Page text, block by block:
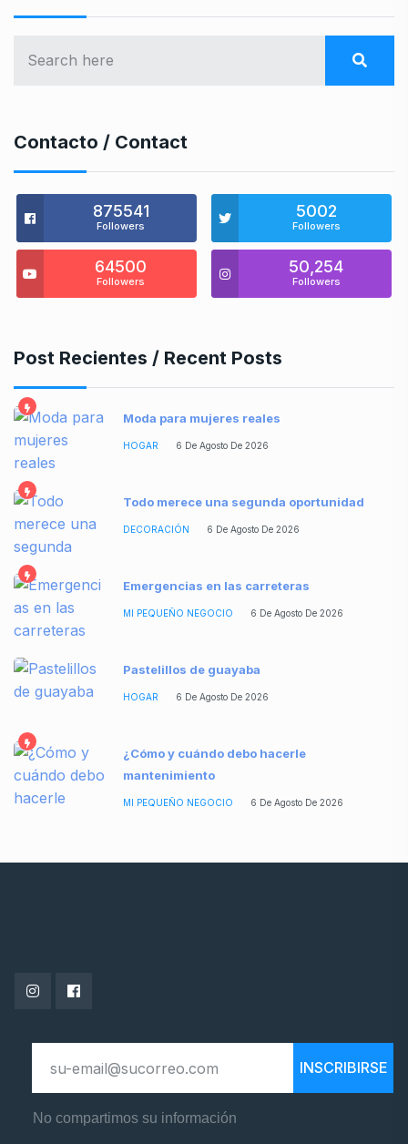
Contacto / Contact
875541
Followers
5002
Followers
64500
Followers
50,254
Followers
Post Recientes / Recent Posts
Moda para mujeres reales
HOGAR 6 De Agosto De 2026
Todo merece una segunda oportunidad
DECORACIÓN 6 De Agosto De 2026
Emergencias en las carreteras
MI PEQUEÑO NEGOCIO 6 De Agosto De 2026
Pastelillos de guayaba
HOGAR 6 De Agosto De 2026
¿Cómo y cuándo debo hacerle
mantenimiento
MI PEQUEÑO NEGOCIO 6 De Agosto De 2026
INSCRIBIRSE
No compartimos su información